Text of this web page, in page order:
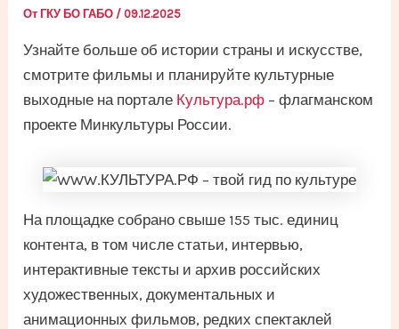
От ГКУ БО ГАБО / 09.12.2025
Узнайте больше об истории страны и искусстве,
смотрите фильмы и планируйте культурные
выходные на портале Культура.рф – флагманском
проекте Минкультуры России.
На площадке собрано свыше 155 тыс. единиц
контента, в том числе статьи, интервью,
интерактивные тексты и архив российских
художественных, документальных и
анимационных фильмов, редких спектаклей